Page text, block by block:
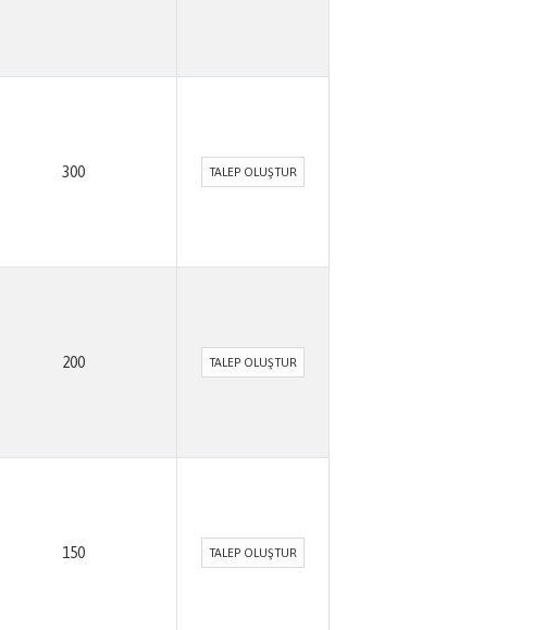
300 TALEP OLUŞTUR
200 TALEP OLUŞTUR
150 TALEP OLUŞTUR